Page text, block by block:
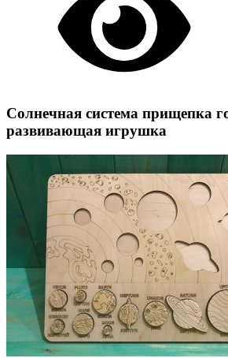
Солнечная система прищепка
развивающая игрушка